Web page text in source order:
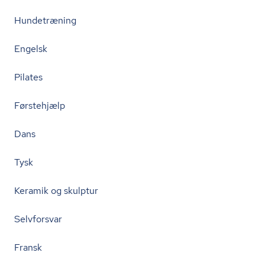
Hundetræning
Engelsk
Pilates
Førstehjælp
Dans
Tysk
Keramik og skulptur
Selvforsvar
Fransk